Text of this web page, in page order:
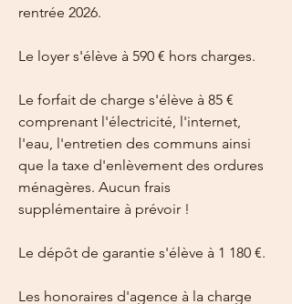
rentrée 2026.
Le loyer s'élève à 590 € hors charges.
Le forfait de charge s'élève à 85 €
comprenant l'électricité, l'internet,
l'eau, l'entretien des communs ainsi
que la taxe d'enlèvement des ordures
ménagères. Aucun frais
supplémentaire à prévoir !
Le dépôt de garantie s'élève à 1 180 €.
Les honoraires d'agence à la charge